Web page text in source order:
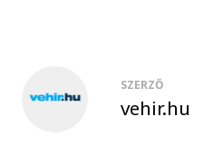
SZERZŐ
vehir.hu